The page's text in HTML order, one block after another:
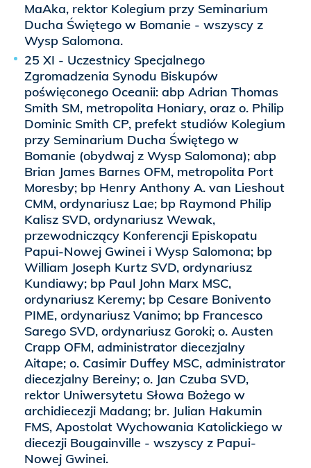
MaAka, rektor Kolegium przy Seminarium
Ducha Świętego w Bomanie - wszyscy z
Wysp Salomona.
25 XI - Uczestnicy Specjalnego
Zgromadzenia Synodu Biskupów
poświęconego Oceanii: abp Adrian Thomas
Smith SM, metropolita Honiary, oraz o. Philip
Dominic Smith CP, prefekt studiów Kolegium
przy Seminarium Ducha Świętego w
Bomanie (obydwaj z Wysp Salomona); abp
Brian James Barnes OFM, metropolita Port
Moresby; bp Henry Anthony A. van Lieshout
CMM, ordynariusz Lae; bp Raymond Philip
Kalisz SVD, ordynariusz Wewak,
przewodniczący Konferencji Episkopatu
Papui-Nowej Gwinei i Wysp Salomona; bp
William Joseph Kurtz SVD, ordynariusz
Kundiawy; bp Paul John Marx MSC,
ordynariusz Keremy; bp Cesare Bonivento
PIME, ordynariusz Vanimo; bp Francesco
Sarego SVD, ordynariusz Goroki; o. Austen
Crapp OFM, administrator diecezjalny
Aitape; o. Casimir Duffey MSC, administrator
diecezjalny Bereiny; o. Jan Czuba SVD,
rektor Uniwersytetu Słowa Bożego w
archidiecezji Madang; br. Julian Hakumin
FMS, Apostolat Wychowania Katolickiego w
diecezji Bougainville - wszyscy z Papui-
Nowej Gwinei.